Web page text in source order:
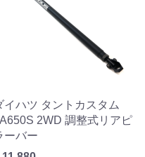
イハツ タントカスタム
2WD 調整式リアピ
ーバー